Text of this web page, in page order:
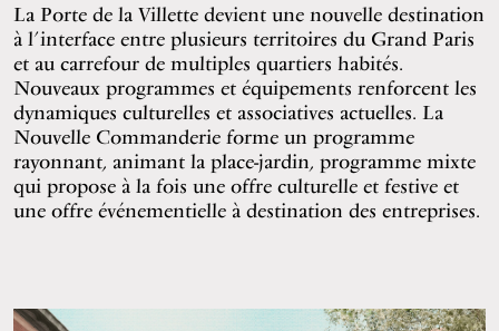
La Porte de la Villette devient une nouvelle destination
à l’interface entre plusieurs territoires du Grand Paris
et au carrefour de multiples quartiers habités.
Nouveaux programmes et équipements renforcent les
dynamiques culturelles et associatives actuelles. La
Nouvelle Commanderie forme un programme
rayonnant, animant la place-jardin, programme mixte
qui propose à la fois une offre culturelle et festive et
une offre événementielle à destination des entreprises.